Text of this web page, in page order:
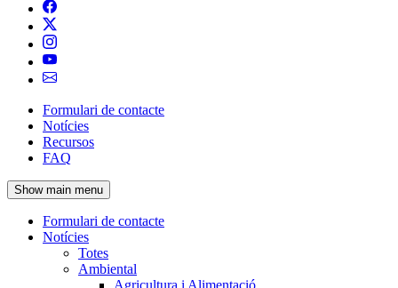
Navegació
principal
de
l'encapçalament
Formulari de contacte
Notícies
Recursos
FAQ
Show main menu
Navegació
principal
Formulari de contacte
Notícies
Totes
Ambiental